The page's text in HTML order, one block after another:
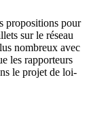
propositions pour
sur le réseau
nombreux avec
les rapporteurs
le projet de loi-